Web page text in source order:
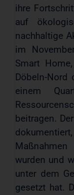
ihre
auf
nachhaltige
im
Smart
Döbeln-Nord
einem
beitragen.
wurden und
unter dem
gesetzt hat.